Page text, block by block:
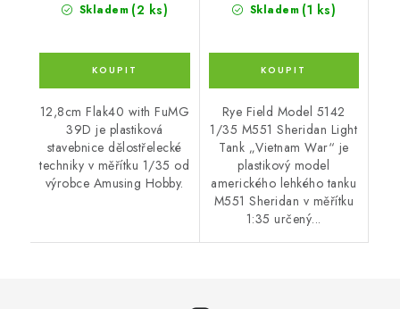
Skladem (2 ks)
12,8cm Flak40 with FuMG
39D je plastiková
stavebnice dělostřelecké
techniky v měřítku 1/35 od
výrobce Amusing Hobby.
Skladem (1 ks)
Rye Field Model 5142
1/35 M551 Sheridan Light
Tank „Vietnam War“ je
plastikový model
amerického lehkého tanku
M551 Sheridan v měřítku
1:35 určený...